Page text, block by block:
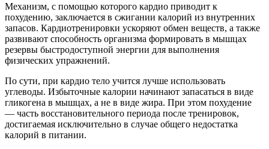
Механизм, с помощью которого кардио приводит к
похудению, заключается в сжигании калорий из внутренних
запасов. Кардиотренировки ускоряют обмен веществ, а также
развивают способность организма формировать в мышцах
резервы быстродоступной энергии для выполнения
физических упражнений.
По сути, при кардио тело учится лучше использовать
углеводы. Избыточные калории начинают запасаться в виде
гликогена в мышцах, а не в виде жира. При этом похудение
— часть восстановительного периода после тренировок,
достигаемая исключительно в случае общего недостатка
калорий в питании.